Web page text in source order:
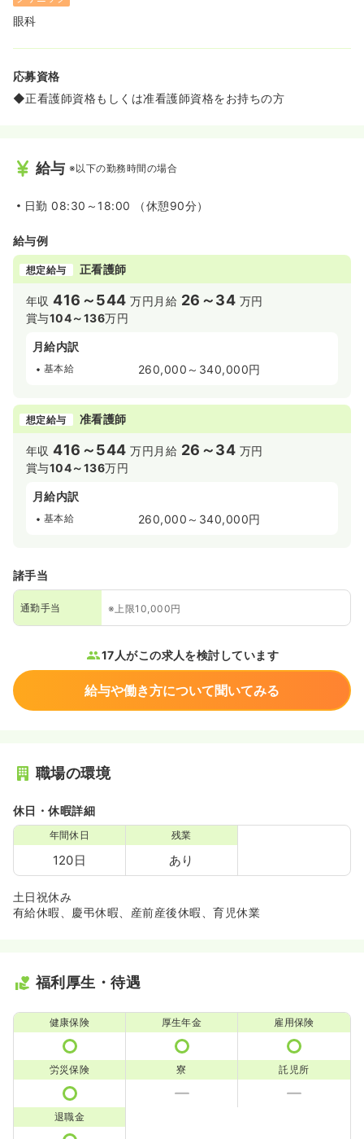
眼科
応募資格
◆正看護師資格もしくは准看護師資格をお持ちの方
給与 ※以下の勤務時間の場合
日勤 08:30～18:00 （休憩90分）
給与例
想定給与 正看護師
年収416～544 万円 月給 26～34 万円
賞与104～136万円
月給内訳
基本給 260,000～340,000円
想定給与 准看護師
年収416～544 万円 月給 26～34 万円
賞与104～136万円
月給内訳
基本給 260,000～340,000円
諸手当
通勤手当 ※上限10,000円
17人がこの求人を検討しています
給与や働き方について聞いてみる
職場の環境
休日・休暇詳細
年間休日
120日
残業
あり
土日祝休み
有給休暇、慶弔休暇、産前産後休暇、育児休業
福利厚生・待遇
健康保険 厚生年金 雇用保険
労災保険 寮 託児所
退職金